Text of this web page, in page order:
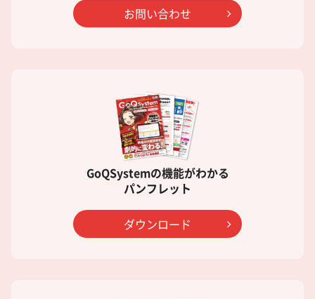
お問い合わせ
GoQSystemの機能がわかる
パンフレット
ダウンロード